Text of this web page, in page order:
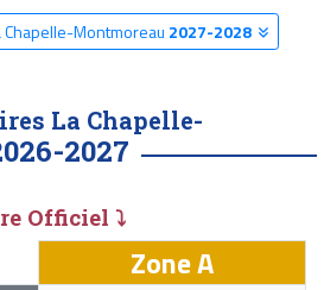
Chapelle-Montmoreau 2027-2028
La Chapelle-
2027
Officiel ⤵
Zone A